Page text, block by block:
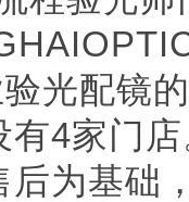
光配镜
有4家门
后为基础